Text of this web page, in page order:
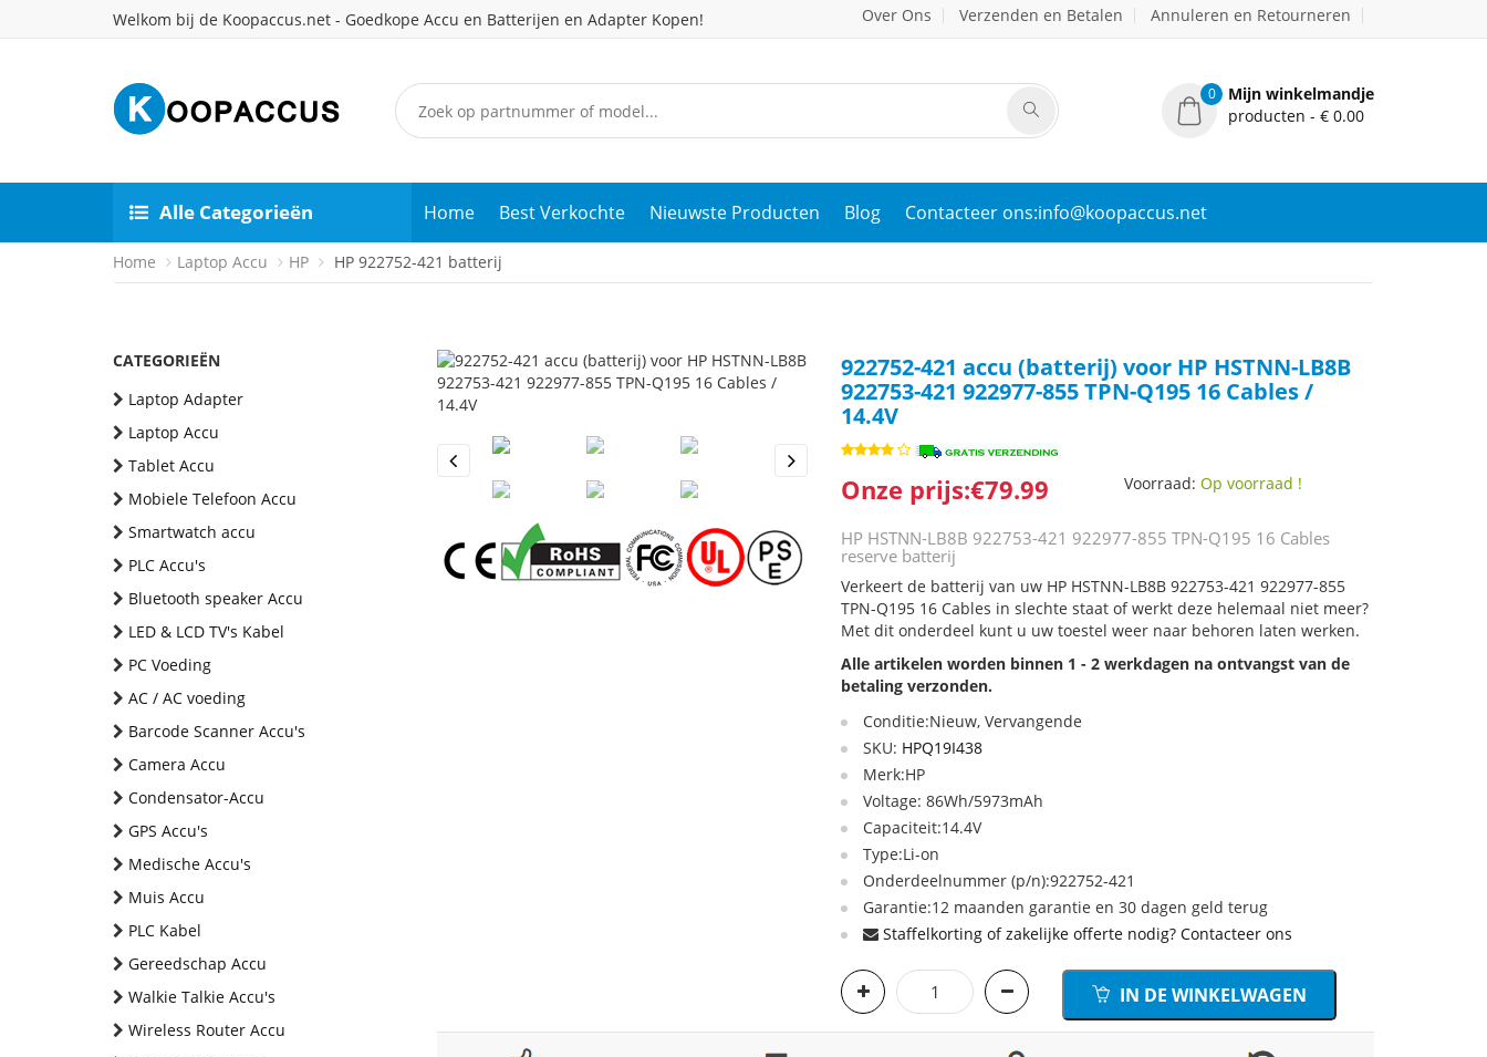
Welkom bij de Koopaccus.net - Goedkope Accu en Batterijen en Adapter Kopen! Over Ons Verzenden en Betalen Annuleren en Retourneren
0
Mijn winkelmandje
producten - € 0.00
Alle Categorieën Home Best Verkochte Nieuwste Producten Blog Contacteer ons:info@koopaccus.net
Home Laptop Accu HP HP 922752-421 batterij
CATEGORIEËN
Laptop Adapter
Laptop Accu
Tablet Accu
Mobiele Telefoon Accu
Smartwatch accu
PLC Accu's
Bluetooth speaker Accu
LED & LCD TV's Kabel
PC Voeding
AC / AC voeding
Barcode Scanner Accu's
Camera Accu
Condensator-Accu
GPS Accu's
Medische Accu's
Muis Accu
PLC Kabel
Gereedschap Accu
Walkie Talkie Accu's
Wireless Router Accu
Previous
922752-421 accu (batterij) voor HP HSTNN-LB8B
922753-421 922977-855 TPN-Q195 16 Cables /
14.4V
Onze prijs:€79.99 Voorraad:Op voorraad !
HP HSTNN-LB8B 922753-421 922977-855 TPN-Q195 16 Cables
reserve batterij
Verkeert de batterij van uw HP HSTNN-LB8B 922753-421 922977-855
TPN-Q195 16 Cables in slechte staat of werkt deze helemaal niet meer?
Met dit onderdeel kunt u uw toestel weer naar behoren laten werken.
Alle artikelen worden binnen 1 - 2 werkdagen na ontvangst van de
betaling verzonden.
Conditie:Nieuw, Vervangende
SKU: HPQ19I438
Merk:HP
Voltage: 86Wh/5973mAh
Capaciteit:14.4V
Type:Li-on
Onderdeelnummer (p/n):922752-421
Garantie:12 maanden garantie en 30 dagen geld terug
Staffelkorting of zakelijke offerte nodig? Contacteer ons
IN DE WINKELWAGEN